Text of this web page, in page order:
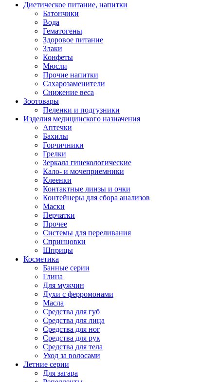
Диетическое питание, напитки
Батончики
Вода
Гематогены
Здоровое питание
Злаки
Конфеты
Мюсли
Прочие напитки
Сахарозаменители
Снижение веса
Зоотовары
Пеленки и подгузники
Изделия медицинского назначения
Аптечки
Бахилы
Горчичники
Грелки
Зеркала гинекологические
Кало- и мочеприемники
Клеенки
Контактные линзы и очки
Контейнеры для сбора анализов
Маски
Перчатки
Прочее
Системы для переливания
Спринцовки
Шприцы
Косметика
Банные серии
Глина
Для мужчин
Духи с ферромонами
Масла
Средства для губ
Средства для лица
Средства для ног
Средства для рук
Средства для тела
Уход за волосами
Летние серии
Для загара